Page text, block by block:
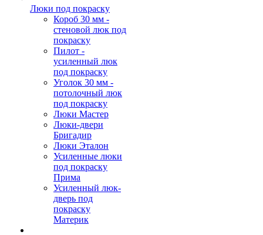
Люки под покраску
Короб 30 мм -
стеновой люк под
покраску
Пилот -
усиленный люк
под покраску
Уголок 30 мм -
потолочный люк
под покраску
Люки Мастер
Люки-двери
Бригадир
Люки Эталон
Усиленные люки
под покраску
Прима
Усиленный люк-
дверь под
покраску
Материк